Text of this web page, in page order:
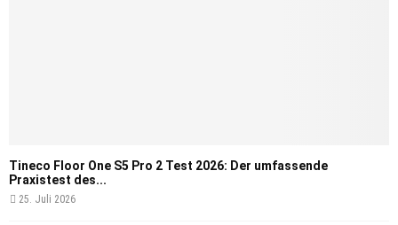
Tineco Floor One S5 Pro 2 Test 2026: Der umfassende
Praxistest des...
25. Juli 2026